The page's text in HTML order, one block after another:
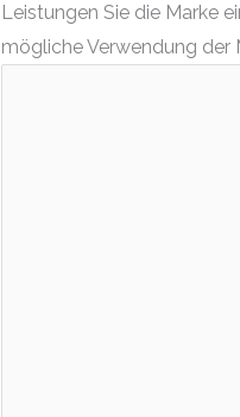
Leistungen Sie die Marke
mögliche Verwendung der